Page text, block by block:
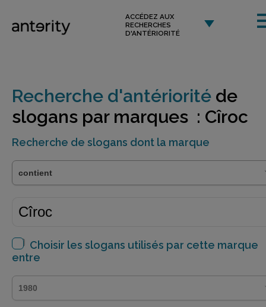
ACCÉDEZ AUX
RECHERCHES
D'ANTÉRIORITÉ
Recherche d'antériorité de
slogans par marques : Cîroc
Recherche de slogans dont la marque
Choisir les slogans utilisés par cette marque
entre